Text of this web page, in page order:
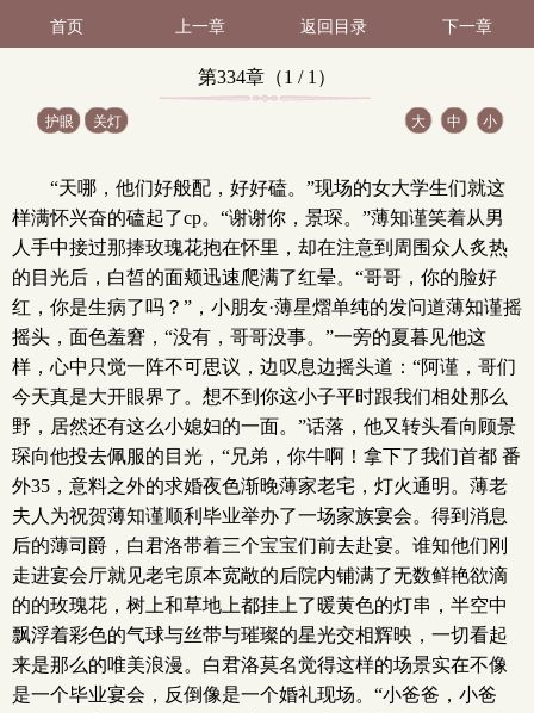
首页 上一章 返回目录 下一章
第334章（1 / 1）
护眼 关灯 大 中 小
“天哪，他们好般配，好好磕。”现场的女大学生们就这
样满怀兴奋的磕起了cp。“谢谢你，景琛。”薄知谨笑着从男
人手中接过那捧玫瑰花抱在怀里，却在注意到周围众人炙热
的目光后，白皙的面颊迅速爬满了红晕。“哥哥，你的脸好
红，你是生病了吗？”，小朋友·薄星熠单纯的发问道薄知谨摇
摇头，面色羞窘，“没有，哥哥没事。”一旁的夏暮见他这
样，心中只觉一阵不可思议，边叹息边摇头道：“阿谨，哥们
今天真是大开眼界了。想不到你这小子平时跟我们相处那么
野，居然还有这么小媳妇的一面。”话落，他又转头看向顾景
琛向他投去佩服的目光，“兄弟，你牛啊！拿下了我们首都 番
外35，意料之外的求婚夜色渐晚薄家老宅，灯火通明。薄老
夫人为祝贺薄知谨顺利毕业举办了一场家族宴会。得到消息
后的薄司爵，白君洛带着三个宝宝们前去赴宴。谁知他们刚
走进宴会厅就见老宅原本宽敞的后院内铺满了无数鲜艳欲滴
的的玫瑰花，树上和草地上都挂上了暖黄色的灯串，半空中
飘浮着彩色的气球与丝带与璀璨的星光交相辉映，一切看起
来是那么的唯美浪漫。白君洛莫名觉得这样的场景实在不像
是一个毕业宴会，反倒像是一个婚礼现场。“小爸爸，小爸